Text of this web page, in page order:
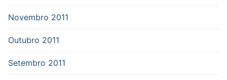
Novembro 2011
Outubro 2011
Setembro 2011